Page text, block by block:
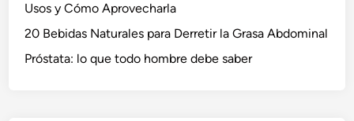
Usos y Cómo Aprovecharla
20 Bebidas Naturales para Derretir la Grasa Abdominal
Próstata: lo que todo hombre debe saber